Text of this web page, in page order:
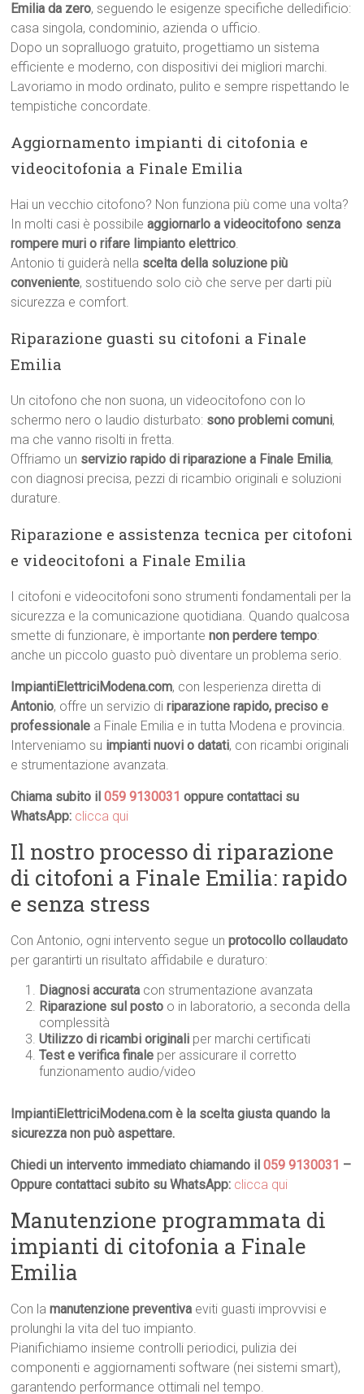
Emilia da zero, seguendo le esigenze specifiche delledificio:
casa singola, condominio, azienda o ufficio.
Dopo un sopralluogo gratuito, progettiamo un sistema
efficiente e moderno, con dispositivi dei migliori marchi.
Lavoriamo in modo ordinato, pulito e sempre rispettando le
tempistiche concordate.
Aggiornamento impianti di citofonia e
videocitofonia a Finale Emilia
Hai un vecchio citofono? Non funziona più come una volta?
In molti casi è possibileaggiornarlo a videocitofono senza
rompere muri o rifare limpianto elettrico.
Antonio ti guiderà nella scelta della soluzione più
conveniente, sostituendo solo ciò che serve per darti più
sicurezza e comfort.
Riparazione guasti su citofoni a Finale
Emilia
Un citofono che non suona, un videocitofono con lo
schermo nero o laudio disturbato: sono problemi comuni,
ma che vanno risolti in fretta.
Offriamo un servizio rapido di riparazione a Finale Emilia,
con diagnosi precisa, pezzi di ricambio originali e soluzioni
durature.
Riparazione e assistenza tecnica per citofoni
e videocitofoni a Finale Emilia
I citofoni e videocitofoni sono strumenti fondamentali per la
sicurezza e la comunicazione quotidiana. Quando qualcosa
smette di funzionare, è importantenon perdere tempo:
anche un piccolo guasto può diventare un problema serio.
ImpiantiElettriciModena.com, con lesperienza diretta di
Antonio, offre un servizio diriparazione rapido, preciso e
professionale a Finale Emilia e in tutta Modena e provincia.
Interveniamo su impianti nuovi o datati, con ricambi originali
e strumentazione avanzata.
Chiama subito il059 9130031 oppure contattaci su
WhatsApp: clicca qui
Il nostro processo di riparazione
di citofoni a Finale Emilia: rapido
e senza stress
Con Antonio, ogni intervento segue unprotocollo collaudato
per garantirti un risultato affidabile e duraturo:
Diagnosi accurata con strumentazione avanzata
Riparazione sul posto o in laboratorio, a seconda della
complessità
Utilizzo di ricambi originali per marchi certificati
Test e verifica finale per assicurare il corretto
funzionamento audio/video
ImpiantiElettriciModena.com è la scelta giusta quando la
sicurezza non può aspettare.
Chiedi un intervento immediato chiamando il059 9130031 –
Oppure contattaci subito su WhatsApp: clicca qui
Manutenzione programmata di
impianti di citofonia a Finale
Emilia
Con lamanutenzione preventiva eviti guasti improvvisi e
prolunghi la vita del tuo impianto.
Pianifichiamo insieme controlli periodici, pulizia dei
componenti e aggiornamenti software (nei sistemi smart),
garantendo performance ottimali nel tempo.